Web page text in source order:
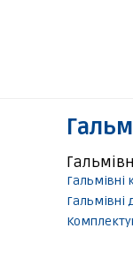
Гальмівні
Гальмівні